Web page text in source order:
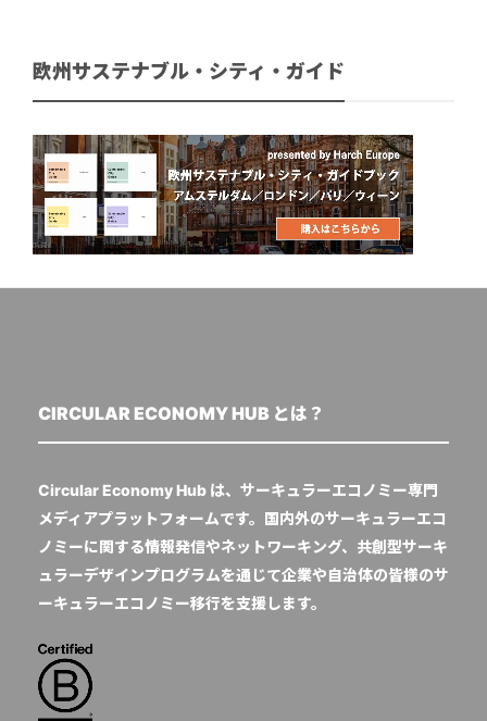
欧州サステナブル・シティ・ガイド
CIRCULAR ECONOMY HUB とは？
Circular Economy Hub は、サーキュラーエコノミー専門
メディアプラットフォームです。国内外のサーキュラーエコ
ノミーに関する情報発信やネットワーキング、共創型サーキ
ュラーデザインプログラムを通じて企業や自治体の皆様のサ
ーキュラーエコノミー移行を支援します。